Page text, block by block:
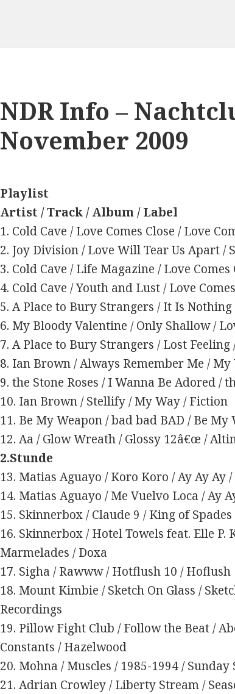
NDR Info –
November 2009
Playlist
Artist / Track / Album / Label
1. Cold Cave / Love Comes Close / Love
2. Joy Division / Love Will Tear Us Apart /
3. Cold Cave / Life Magazine / Love
4. Cold Cave / Youth and Lust / Love
5. A Place to Bury Strangers / It Is
6. My Bloody Valentine / Only Shallow /
7. A Place to Bury Strangers / Lost
8. Ian Brown / Always Remember Me /
9. the Stone Roses / I Wanna Be Adored /
10. Ian Brown / Stellify / My Way / Fiction
11. Be My Weapon / bad bad BAD / Be My
12. Aa / Glow Wreath / Glossy 12â€œ /
2.Stunde
13. Matias Aguayo / Koro Koro / Ay Ay Ay
14. Matias Aguayo / Me Vuelvo Loca / Ay
15. Skinnerbox / Claude 9 / King of
16. Skinnerbox / Hotel Towels feat. Elle P.
Marmelades / Doxa
17. Sigha / Rawww / Hotflush 10 / Hoflush
18. Mount Kimbie / Sketch On Glass /
Recordings
19. Pillow Fight Club / Follow the Beat /
Constants / Hazelwood
20. Mohna / Muscles / 1985-1994 / Sunday
21. Adrian Crowley / Liberty Stream /